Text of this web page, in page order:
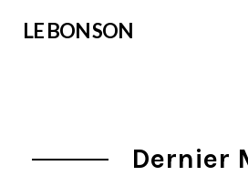
LE BON SON
Dernier